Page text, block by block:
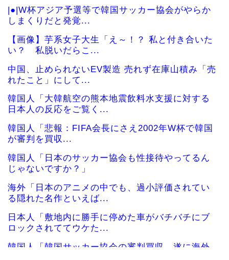
|●|W杯アジア予選等で韓国サッカー協会がやらか
しまくりだと発覚...
【画像】芋系女子大生「え～！？ 私と付き合いた
い？ 私脱いだらこ...
中国、止められないEV製造 売れず在庫山積み「売
れたこと」にして...
韓国人「大韓航空の熊本地震飲料水支援に対する
日本人の反応をご覧く...
韓国人「悲報：FIFA会長にさえ2002年W杯で韓国
が審判を買収...
韓国人「日本のサッカー協会も性接待やってるん
じゃないですか？」
海外「日本のアニメの中でも、過小評価されてい
る隠れた名作といえば...
日本人「敷地内に勝手に停めた車がバチバチにブ
ロックされててウケた...
韓国人「韓国サッカー協会の審判買収、遂に海外